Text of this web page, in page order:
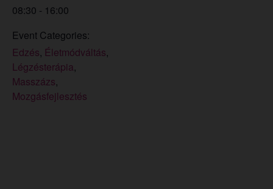
08:30 - 16:00
Event Categories:
Edzés, Életmódváltás,
Légzésterápia,
Masszázs,
Mozgásfejlesztés